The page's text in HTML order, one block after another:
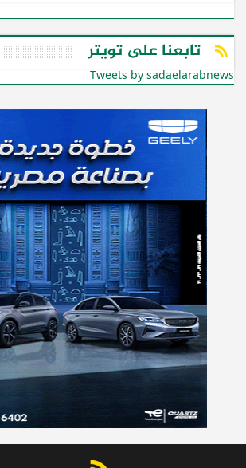
تابعنا على تويتر
Tweets by sadaelarabnews